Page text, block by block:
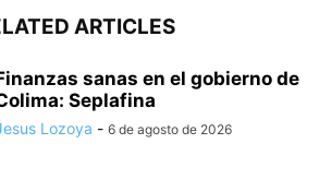
ARTICLES
sanas en el gobierno de
Seplafina
Lozoya - 6 de agosto de 2026